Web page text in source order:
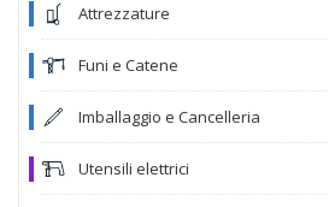
Attrezzature
Funi e Catene
Imballaggio e Cancelleria
Utensili elettrici